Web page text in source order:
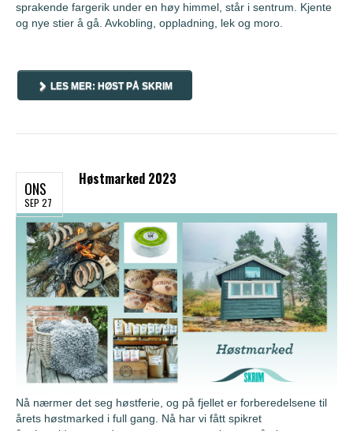
sprakende fargerik under en høy himmel, står i sentrum. Kjente
og nye stier å gå. Avkobling, oppladning, lek og moro.
LES MER: HØST PÅ SKRIM
ONS
SEP 27
Høstmarked 2023
Nå nærmer det seg høstferie, og på fjellet er forberedelsene til
årets høstmarked i full gang. Nå har vi fått spikret